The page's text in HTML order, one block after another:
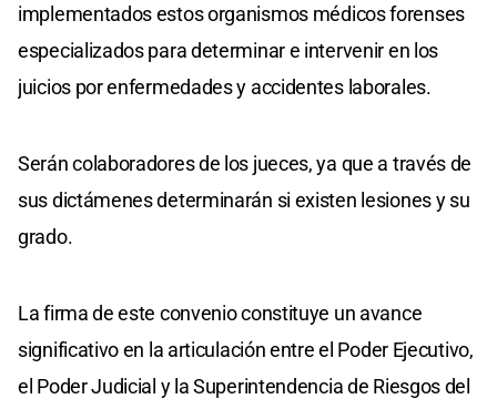
implementados estos organismos médicos forenses
especializados para determinar e intervenir en los
juicios por enfermedades y accidentes laborales.
Serán colaboradores de los jueces, ya que a través de
sus dictámenes determinarán si existen lesiones y su
grado.
La firma de este convenio constituye un avance
significativo en la articulación entre el Poder Ejecutivo,
el Poder Judicial y la Superintendencia de Riesgos del